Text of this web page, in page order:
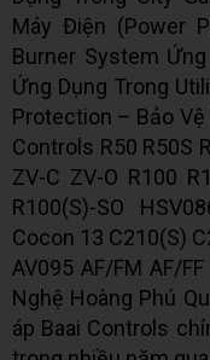
Máy Điện (Power
Burner System
Ứng Dụng Trong
Protection – Bảo
Controls R50 R50S
ZV-C ZV-O R100
R100(S)-SO
Cocon 13 C210(S)
AV095 AF/FM AF/
Nghệ Hoàng Phú
áp Baai Controls